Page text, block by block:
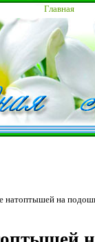
Главная
натоптышей на